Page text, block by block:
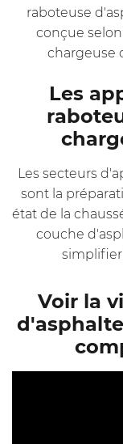
raboteuse
conçue
chargeuse
Les
Les secteurs
sont la
état de la
couche
simplifier
Voir la